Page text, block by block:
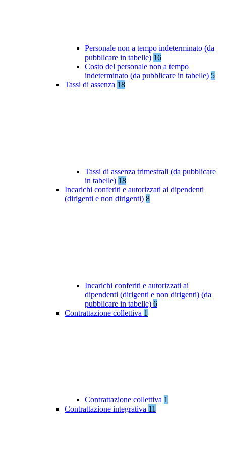
Personale non a tempo indeterminato (da
pubblicare in tabelle) 16
Costo del personale non a tempo
indeterminato (da pubblicare in tabelle) 5
Tassi di assenza 18
Tassi di assenza trimestrali (da pubblicare
in tabelle) 18
Incarichi conferiti e autorizzati ai dipendenti
(dirigenti e non dirigenti) 8
Incarichi conferiti e autorizzati ai
dipendenti (dirigenti e non dirigenti) (da
pubblicare in tabelle) 6
Contrattazione collettiva 1
Contrattazione collettiva 1
Contrattazione integrativa 11